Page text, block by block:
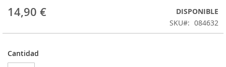
14,90 €
DISPONIBLE
SKU
084632
Cantidad
galería
imágenes
la
de